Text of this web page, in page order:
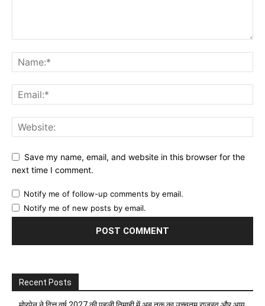
Save my name, email, and website in this browser for the
next time I comment.
Notify me of follow-up comments by email.
Notify me of new posts by email.
Recent Posts